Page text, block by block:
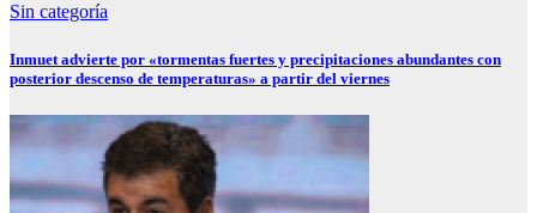
Sin categoría
Inmuet advierte por «tormentas fuertes y precipitaciones abundantes con
posterior descenso de temperaturas» a partir del viernes